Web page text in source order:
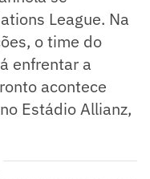
League. Na
o time do
enfrentar a
acontece
Estádio Allianz,